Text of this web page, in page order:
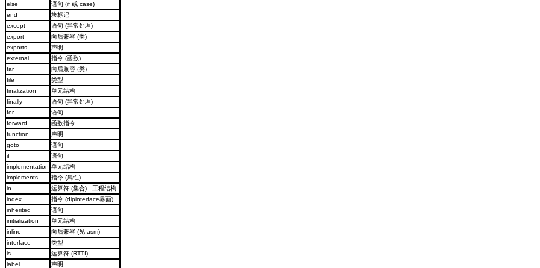
else
语句 (if 或 case)
end
块标记
except
语句 (异常处理)
export
向后兼容 (类)
exports
声明
external
指令 (函数)
far
向后兼容 (类)
file
类型
finalization
单元结构
finally
语句 (异常处理)
for
语句
forward
函数指令
function
声明
goto
语句
if
语句
implementation 单元结构
implements
指令 (属性)
in
运算符 (集合) - 工程结构
index
指令 (dipinterface界面)
inherited
语句
initialization
单元结构
inline
向后兼容 (见 asm)
interface
类型
is
运算符 (RTTI)
label
声明